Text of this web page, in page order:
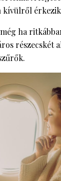
kívülről
ha
részecskét